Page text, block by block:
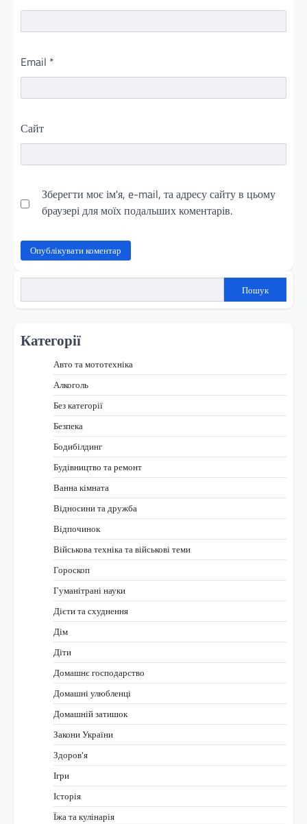
Email *
Сайт
Зберегти моє ім'я, e-mail, та адресу сайту в цьому
браузері для моїх подальших коментарів.
Пошук
Категорії
Авто та мототехніка
Алкоголь
Без категорії
Безпека
Бодибілдинг
Будівництво та ремонт
Ванна кімната
Відносини та дружба
Відпочинок
Військова техніка та військові теми
Гороскоп
Гуманітрані науки
Дієти та схуднення
Дім
Діти
Домашнє господарство
Домашні улюбленці
Домашній затишок
Закони України
Здоров'я
Ігри
Історія
Їжа та кулінарія